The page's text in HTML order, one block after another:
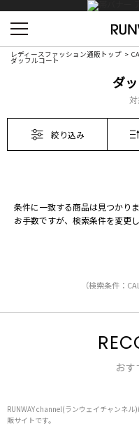
レディースファッション通販トップ
ダッフルコート
ダ
対
絞り込み
条件に一致する商品は見つかりま
お手数ですが、検索条件を変更し
（検索条件：
お
RUNWAY channel(ランウェイチャンネル
販サイトです。